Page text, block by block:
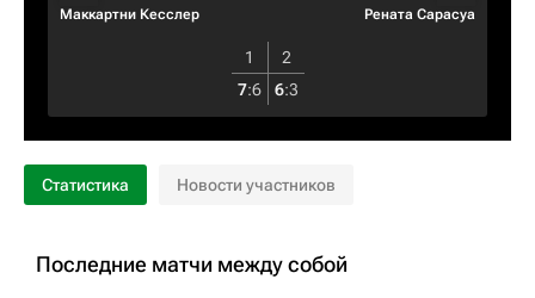
Маккартни Кесслер Рената Сарасуа
1
2
7:6 6:3
Статистика Новости участников
Последние матчи между собой